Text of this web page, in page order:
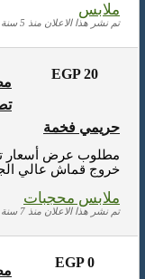
ملابس
تم نشر هذا الاعلان منذ 5 سنة
EGP 20
مطلوب عرض أسعار
خروج قماش عالي
ملابس محجبات
حريمي فخمة
تم نشر هذا الاعلان منذ 7 سنة
EGP 0